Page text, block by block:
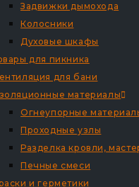
Задвижки дымохода
Колосники
Духовые шкафы
для пикника
для бани
материалы
Огнеупорные
Проходные узлы
Разделка кровли,
Печные смеси
и герметики